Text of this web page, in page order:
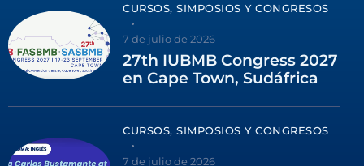
CURSOS, SIMPOSIOS Y CONGRESOS
7 de julio de 2026
27th IUBMB Congress 2027
en Cape Town, Sudáfrica
CURSOS, SIMPOSIOS Y CONGRESOS
7 de julio de 2026